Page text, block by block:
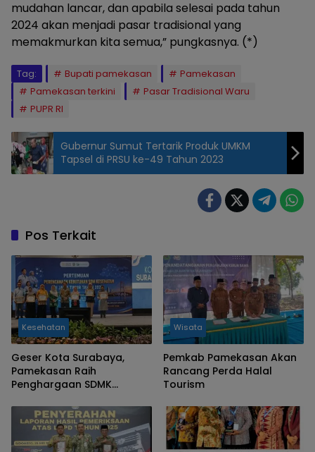
mudahan lancar, dan apabila selesai pada tahun
2024 akan menjadi pasar tradisional yang
memakmurkan kita semua,” pungkasnya. (*)
Tag: Bupati pamekasan
Pamekasan
Pamekasan terkini
Pasar Tradisional Waru
PUPR RI
Gubernur Sumut Tertarik Produk UMKM
Tapsel di PRSU ke-49 Tahun 2023
Pos Terkait
Kesehatan
Geser Kota Surabaya,
Pamekasan Raih
Penghargaan SDMK
Wisata
Pemkab Pamekasan Akan
Rancang Perda Halal
Tourism